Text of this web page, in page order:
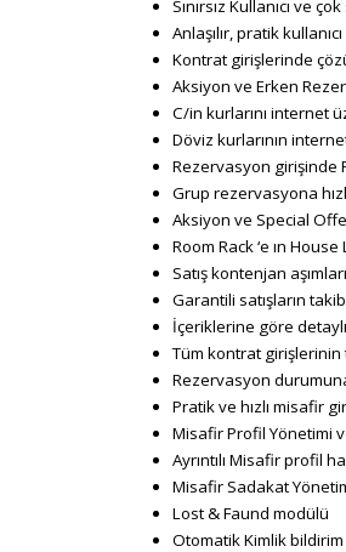
Sınırsız Kullanıcı ve
Anlaşılır, pratik
Kontrat girişlerinde
Aksiyon ve Erken
C/in kurlarını internet
Döviz kurlarının
Rezervasyon girişinde
Grup rezervasyona
Aksiyon ve Special
Room Rack ‘e ın
Satış kontenjan
Garantili satışların
İçeriklerine göre
Tüm kontrat girişlerinin
Rezervasyon
Pratik ve hızlı misafir
Misafir Profil Yönetimi
Ayrıntılı Misafir profil
Misafir Sadakat
Lost & Faund modülü
Otomatik Kimlik